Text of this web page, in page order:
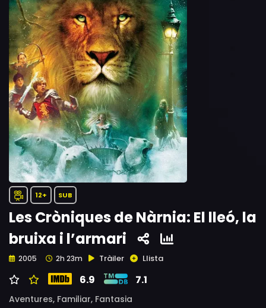
12+ SUB
Les Cròniques de Nàrnia: El lleó, la
bruixa i l’armari
2005 2h 23m Tràiler Llista
6.9 7.1
Aventures, Familiar, Fantasia